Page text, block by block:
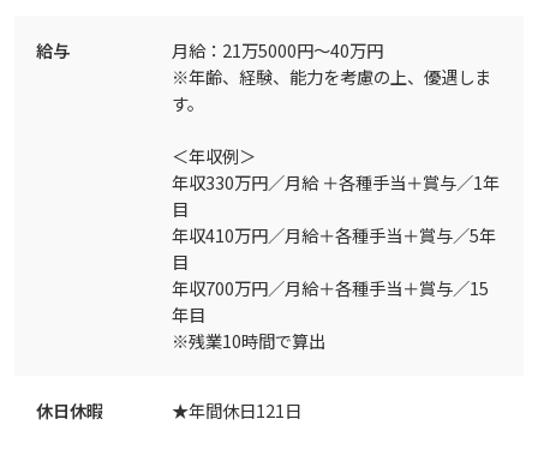
給与
月給：21万5000円～40万円
※年齢、経験、能力を考慮の上、優遇しま
す。
＜年収例＞
年収330万円／月給 ＋各種手当＋賞与／1年
目
年収410万円／月給＋各種手当＋賞与／5年
目
年収700万円／月給＋各種手当＋賞与／15
年目
※残業10時間で算出
休日休暇 ★年間休日121日